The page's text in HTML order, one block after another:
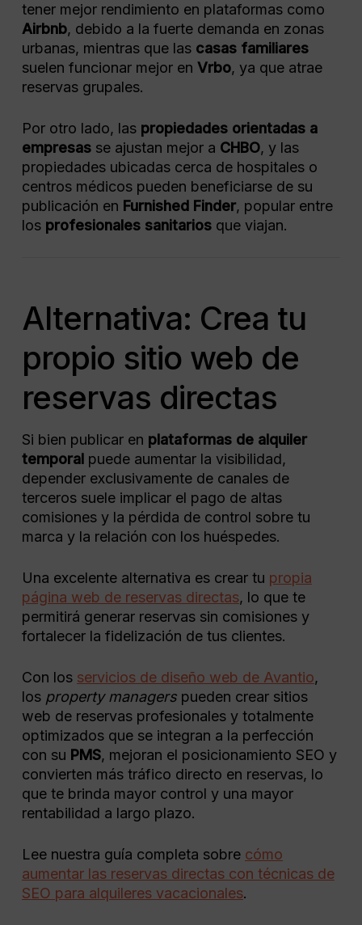
tener mejor rendimiento en plataformas como
Airbnb, debido a la fuerte demanda en zonas
urbanas, mientras que las casas familiares
suelen funcionar mejor en Vrbo, ya que atrae
reservas grupales.
Por otro lado, las propiedades orientadas a
empresasse ajustan mejor a CHBO, y las
propiedades ubicadas cerca de hospitales o
centros médicos pueden beneficiarse de su
publicación en Furnished Finder, popular entre
los profesionales sanitariosque viajan.
Alternativa: Crea tu
propio sitio web de
reservas directas
Si bien publicar en plataformas de alquiler
temporalpuede aumentar la visibilidad,
depender exclusivamente de canales de
terceros suele implicar el pago de altas
comisiones y la pérdida de control sobre tu
marca y la relación con los huéspedes.
Una excelente alternativa es crear tu propia
página web de reservas directas, lo que te
permitirá generar reservas sin comisiones y
fortalecer la fidelización de tus clientes.
Con los servicios de diseño web de Avantio,
los property managerspueden crear sitios
web de reservas profesionales y totalmente
optimizados que se integran a la perfección
con su PMS, mejoran el posicionamiento SEO y
convierten más tráfico directo en reservas, lo
que te brinda mayor control y una mayor
rentabilidad a largo plazo.
Lee nuestra guía completa sobre cómo
aumentar las reservas directas con técnicas de
SEO para alquileres vacacionales.